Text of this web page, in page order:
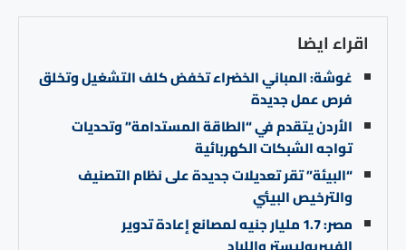
اقراء ايضا
غوشة: المباني الخضراء تخفض كلف التشغيل وتخلق
فرص عمل جديدة
الأردن يتقدم في “الطاقة المستدامة” وتحديات
تواجه الشبكات الكهربائية
“البيئة” تقر تعديلات جديدة على نظام التصنيف
والترخيص البيئي
مصر: 1.7 مليار جنيه لمصانع إعادة تدوير